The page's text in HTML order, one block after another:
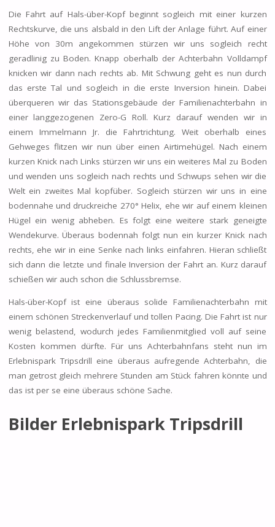
Die Fahrt auf Hals-über-Kopf beginnt sogleich mit einer kurzen
Rechtskurve, die uns alsbald in den Lift der Anlage führt. Auf einer
Höhe von 30m angekommen stürzen wir uns sogleich recht
geradlinig zu Boden. Knapp oberhalb der Achterbahn Volldampf
knicken wir dann nach rechts ab. Mit Schwung geht es nun durch
das erste Tal und sogleich in die erste Inversion hinein. Dabei
überqueren wir das Stationsgebäude der Familienachterbahn in
einer langgezogenen Zero-G Roll. Kurz darauf wenden wir in
einem Immelmann Jr. die Fahrtrichtung. Weit oberhalb eines
Gehweges flitzen wir nun über einen Airtimehügel. Nach einem
kurzen Knick nach Links stürzen wir uns ein weiteres Mal zu Boden
und wenden uns sogleich nach rechts und Schwups sehen wir die
Welt ein zweites Mal kopfüber. Sogleich stürzen wir uns in eine
bodennahe und druckreiche 270° Helix, ehe wir auf einem kleinen
Hügel ein wenig abheben. Es folgt eine weitere stark geneigte
Wendekurve. Überaus bodennah folgt nun ein kurzer Knick nach
rechts, ehe wir in eine Senke nach links einfahren. Hieran schließt
sich dann die letzte und finale Inversion der Fahrt an. Kurz darauf
schießen wir auch schon die Schlussbremse.
Hals-über-Kopf ist eine überaus solide Familienachterbahn mit
einem schönen Streckenverlauf und tollen Pacing. Die Fahrt ist nur
wenig belastend, wodurch jedes Familienmitglied voll auf seine
Kosten kommen dürfte. Für uns Achterbahnfans steht nun im
Erlebnispark Tripsdrill eine überaus aufregende Achterbahn, die
man getrost gleich mehrere Stunden am Stück fahren könnte und
das ist per se eine überaus schöne Sache.
Bilder Erlebnispark Tripsdrill